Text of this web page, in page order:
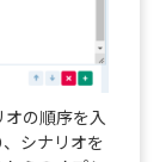
の順序を入
シナリオを